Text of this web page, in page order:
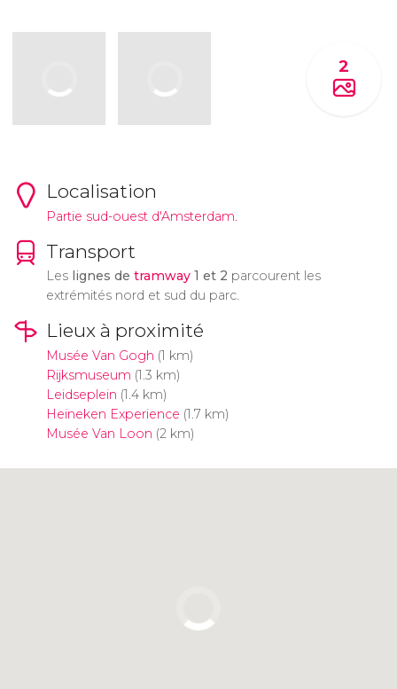
2
Localisation
Partie sud-ouest d'Amsterdam.
Transport
Les lignes de tramway1 et 2 parcourent les
extrémités nord et sud du parc.
Lieux à proximité
Musée Van Gogh (1 km)
Rijksmuseum (1.3 km)
Leidseplein (1.4 km)
Heineken Experience (1.7 km)
Musée Van Loon (2 km)